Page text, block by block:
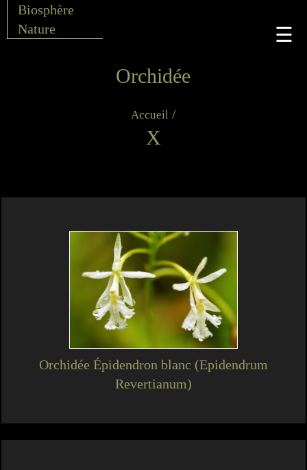
Biosphère
Nature
☰
Orchidée
Accueil /
X
Orchidée Épidendron blanc (Epidendrum
Revertianum)